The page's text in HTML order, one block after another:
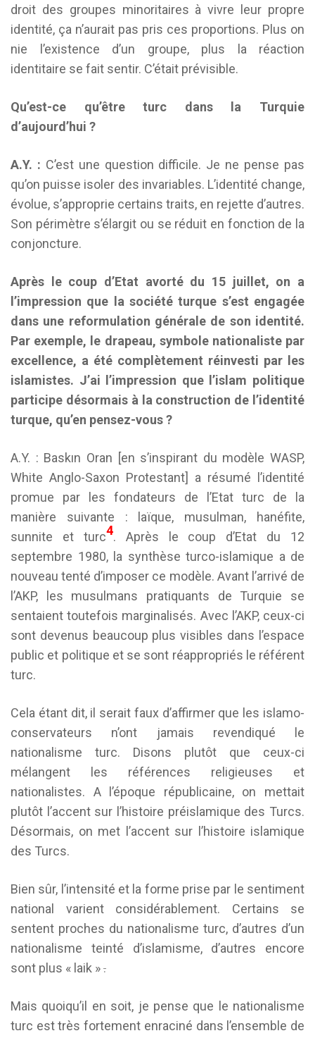
droit des groupes minoritaires à vivre leur propre
identité, ça n’aurait pas pris ces proportions. Plus on
nie l’existence d’un groupe, plus la réaction
identitaire se fait sentir. C’était prévisible.
Qu’est-ce qu’être turc dans la Turquie
d’aujourd’hui ?
A.Y. : C’est une question difficile. Je ne pense pas
qu’on puisse isoler des invariables. L’identité change,
évolue, s’approprie certains traits, en rejette d’autres.
Son périmètre s’élargit ou se réduit en fonction de la
conjoncture.
Après le coup d’Etat avorté du 15 juillet, on a
l’impression que la société turque s’est engagée
dans une reformulation générale de son identité.
Par exemple, le drapeau, symbole nationaliste par
excellence, a été complètement réinvesti par les
islamistes. J’ai l’impression que l’islam politique
participe désormais à la construction de l’identité
turque, qu’en pensez-vous ?
A.Y. : Baskın Oran [en s’inspirant du modèle WASP,
White Anglo-Saxon Protestant] a résumé l’identité
promue par les fondateurs de l’Etat turc de la
manière suivante : laïque, musulman, hanéfite,
sunnite et turc4. Après le coup d’Etat du 12
septembre 1980, la synthèse turco-islamique a de
nouveau tenté d’imposer ce modèle. Avant l’arrivé de
l’AKP, les musulmans pratiquants de Turquie se
sentaient toutefois marginalisés. Avec l’AKP, ceux-ci
sont devenus beaucoup plus visibles dans l’espace
public et politique et se sont réappropriés le référent
turc.
Cela étant dit, il serait faux d’affirmer que les islamo-
conservateurs n’ont jamais revendiqué le
nationalisme turc. Disons plutôt que ceux-ci
mélangent les références religieuses et
nationalistes. A l’époque républicaine, on mettait
plutôt l’accent sur l’histoire préislamique des Turcs.
Désormais, on met l’accent sur l’histoire islamique
des Turcs.
Bien sûr, l’intensité et la forme prise par le sentiment
national varient considérablement. Certains se
sentent proches du nationalisme turc, d’autres d’un
nationalisme teinté d’islamisme, d’autres encore
sont plus « laik ».
Mais quoiqu’il en soit, je pense que le nationalisme
turc est très fortement enraciné dans l’ensemble de